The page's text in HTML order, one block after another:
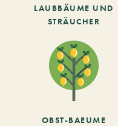
LAUBBÄUME UND
STRÄUCHER
OBST-BAEUME